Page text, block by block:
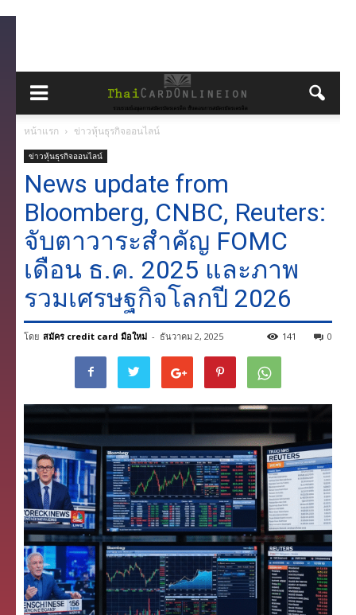
หน้าแรก ข่าวหุ้นธุรกิจออนไลน์
ข่าวหุ้นธุรกิจออนไลน์
News update from
Bloomberg, CNBC, Reuters:
จับตาวาระสำคัญ FOMC
เดือน ธ.ค. 2025 และภาพ
รวมเศรษฐกิจโลกปี 2026
โดย สมัคร credit card มือใหม่ - ธันวาคม 2, 2025 0
141